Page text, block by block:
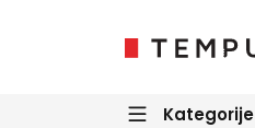
Kategorije